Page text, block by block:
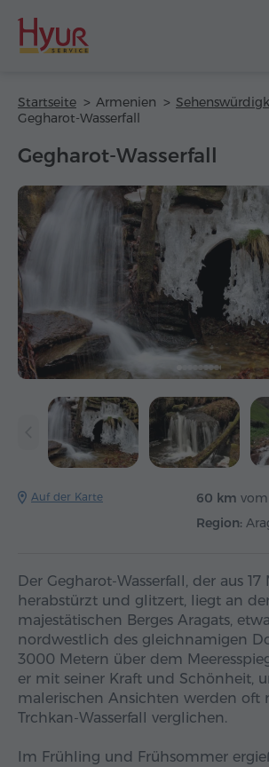
Startseite Armenien
Gegharot-Wasserfall
Gegharot-Wasserfall
Auf der Karte 60 km
Region:
Der Gegharot-Wasserfall, der aus
herabstürzt und glitzert, liegt an
majestätischen Berges Aragats,
nordwestlich des gleichnamigen
3000 Metern über dem
er mit seiner Kraft und Schönheit,
malerischen Ansichten werden oft
Trchkan-Wasserfall verglichen.
Im Frühling und Frühsommer